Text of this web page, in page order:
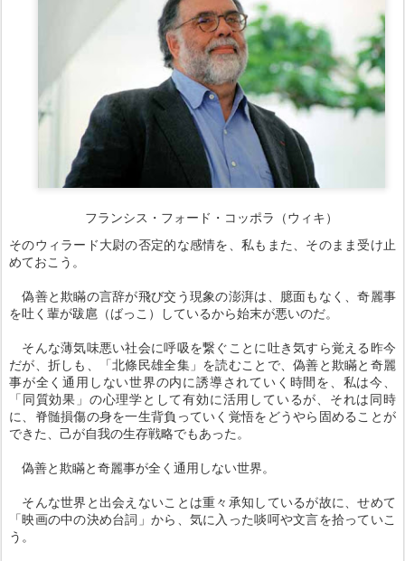
フランシス・フォード・コッポラ（ウィキ）
そのウィラード大尉の否定的な感情を、私もまた、そのまま受け止
めておこう。
偽善と欺瞞の言辞が飛び交う現象の澎湃は、臆面もなく、奇麗事
を吐く輩が跋扈（ばっこ）しているから始末が悪いのだ。
そんな薄気味悪い社会に呼吸を繋ぐことに吐き気すら覚える昨今
だが、折しも、「北條民雄全集」を読むことで、偽善と欺瞞と奇麗
事が全く通用しない世界の内に誘導されていく時間を、私は今、
「同質効果」の心理学として有効に活用しているが、それは同時
に、脊髄損傷の身を一生背負っていく覚悟をどうやら固めることが
できた、己が自我の生存戦略でもあった。
偽善と欺瞞と奇麗事が全く通用しない世界。
そんな世界と出会えないことは重々承知しているが故に、せめて
「映画の中の決め台詞」から、気に入った啖呵や文言を拾っていこ
う。